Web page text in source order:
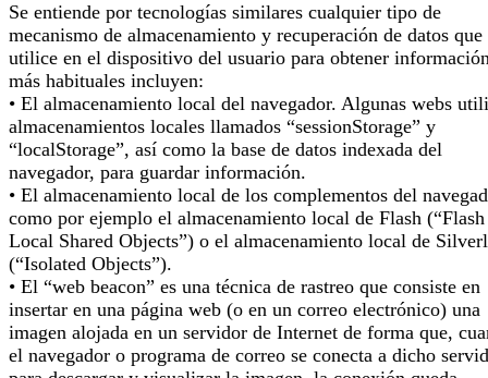
Se entiende por tecnologías similares cualquier tipo de
mecanismo de almacenamiento y recuperación de datos que
utilice en el dispositivo del usuario para obtener
más habituales incluyen:
• El almacenamiento local del navegador. Algunas webs
almacenamientos locales llamados “sessionStorage” y
“localStorage”, así como la base de datos indexada del
navegador, para guardar información.
• El almacenamiento local de los complementos del
como por ejemplo el almacenamiento local de Flash (“Flash
Local Shared Objects”) o el almacenamiento local de
(“Isolated Objects”).
• El “web beacon” es una técnica de rastreo que consiste en
insertar en una página web (o en un correo electrónico) una
imagen alojada en un servidor de Internet de forma que,
el navegador o programa de correo se conecta a dicho